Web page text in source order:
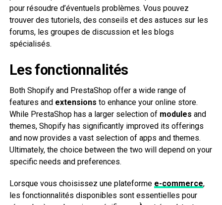
pour résoudre d’éventuels problèmes. Vous pouvez
trouver des tutoriels, des conseils et des astuces sur les
forums, les groupes de discussion et les blogs
spécialisés.
Les fonctionnalités
Both Shopify and PrestaShop offer a wide range of
features and extensions to enhance your online store.
While PrestaShop has a larger selection of modules and
themes, Shopify has significantly improved its offerings
and now provides a vast selection of apps and themes.
Ultimately, the choice between the two will depend on your
specific needs and preferences.
Lorsque vous choisissez une plateforme e-commerce,
les fonctionnalités disponibles sont essentielles pour